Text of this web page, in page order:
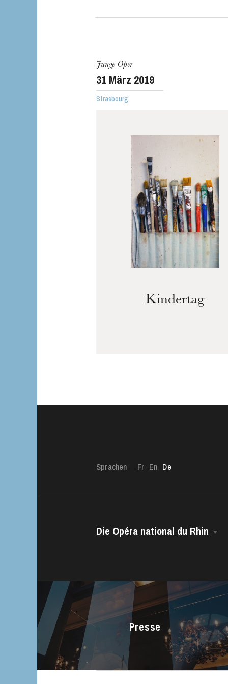
Junge Oper
31März 2019
Strasbourg
Kindertag
Sprachen Fr En De
Die Opéra national du Rhin
Intendanz
Das CCN • Ballett der Opéra national
Opernstudio
Kinderchor
Presse